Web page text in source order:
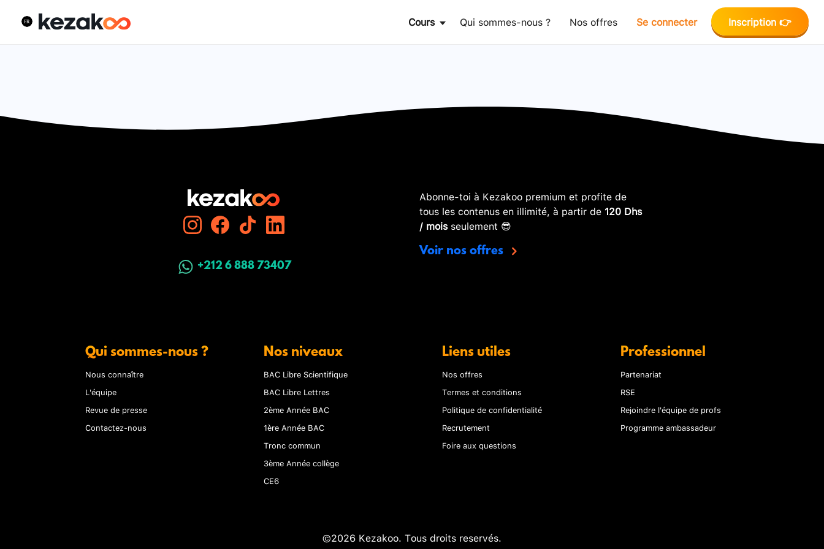
Cours Qui sommes-nous ? Nos offres Se connecter Inscription 👉
+212 6 888 73407
Abonne-toi à Kezakoo premium et profite de
tous les contenus en illimité, à partir de 120 Dhs
/ moisseulement 😎
Voir nos offres
Qui sommes-nous ?
Nous connaître
L'équipe
Revue de presse
Contactez-nous
Nos niveaux
BAC Libre Scientifique
BAC Libre Lettres
2ème Année BAC
1ère Année BAC
Tronc commun
3ème Année collège
CE6
Liens utiles
Nos offres
Termes et conditions
Politique de confidentialité
Recrutement
Foire aux questions
Professionnel
Partenariat
RSE
Rejoindre l'équipe de profs
Programme ambassadeur
©2026 Kezakoo. Tous droits reservés.